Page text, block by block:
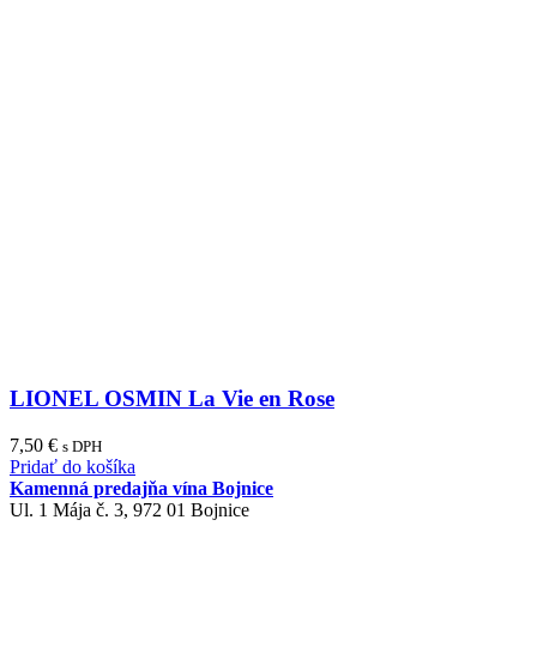
LIONEL OSMIN La Vie en Rose
7,50 € s DPH
Pridať do košíka
Kamenná predajňa vína Bojnice
Ul. 1 Mája č. 3, 972 01 Bojnice